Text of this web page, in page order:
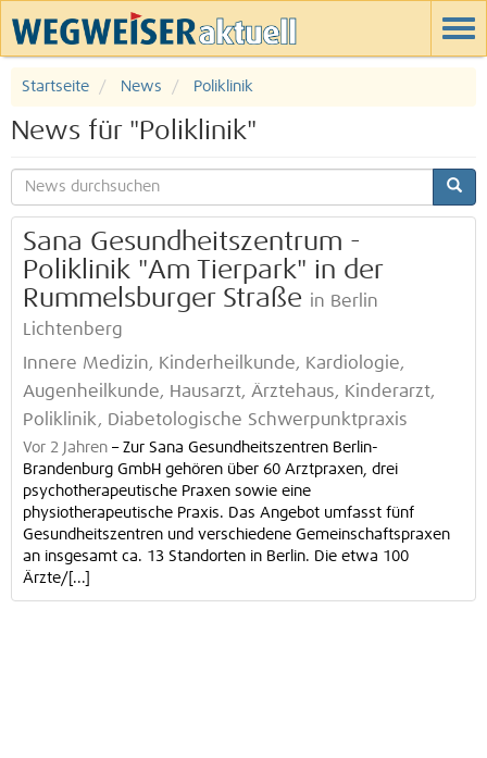
Startseite News Poliklinik
News für "Poliklinik"
Sana Gesundheitszentrum -
Poliklinik "Am Tierpark" in der
Rummelsburger Straße in Berlin
Lichtenberg
Innere Medizin, Kinderheilkunde, Kardiologie,
Augenheilkunde, Hausarzt, Ärztehaus, Kinderarzt,
Poliklinik, Diabetologische Schwerpunktpraxis
Vor 2 Jahren – Zur Sana Gesundheitszentren Berlin-
Brandenburg GmbH gehören über 60 Arztpraxen, drei
psychotherapeutische Praxen sowie eine
physiotherapeutische Praxis. Das Angebot umfasst fünf
Gesundheitszentren und verschiedene Gemeinschaftspraxen
an insgesamt ca. 13 Standorten in Berlin. Die etwa 100
Ärzte/[...]